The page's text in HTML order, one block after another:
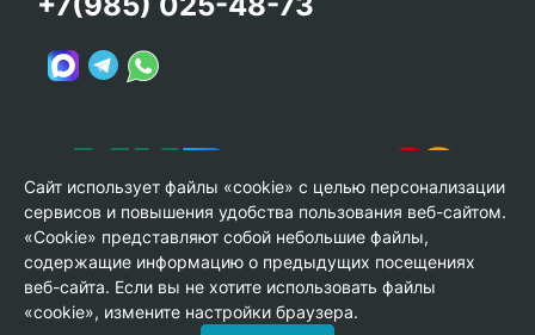
© Copyright 2013-2026 KERAMA MARAZZI, ООО «Гамма
Керамика»
Сайт использует файлы «cookie» с целью персонализации
сервисов и повышения удобства пользования веб-сайтом.
«Cookie» представляют собой небольшие файлы,
содержащие информацию о предыдущих посещениях
веб-сайта. Если вы не хотите использовать файлы
«cookie», измените настройки браузера.